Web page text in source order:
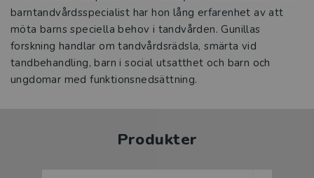
barntandvårdsspecialist har hon lång erfarenhet av att
möta barns speciella behov i tandvården. Gunillas
forskning handlar om tandvårdsrädsla, smärta vid
tandbehandling, barn i social utsatthet och barn och
ungdomar med funktionsnedsättning.
Produkter